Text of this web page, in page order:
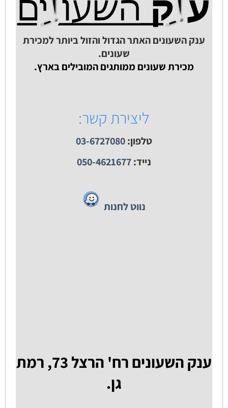
ענק השעונים האתר הגדול והזול ביותר למכירת
שעונים.
מכירת שעונים ממותגים המובילים בארץ.
ליצירת קשר:
טלפון: 03-6727080
נייד: 050-4621677
נווט לחנות
ענק השעונים רח' הרצל 73, רמת
גן.